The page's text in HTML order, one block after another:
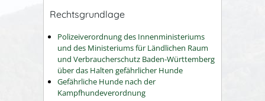
Rechtsgrundlage
Polizeiverordnung des Innenministeriums
und des Ministeriums für Ländlichen Raum
und Verbraucherschutz Baden-Württemberg
über das Halten gefährlicher Hunde
Gefährliche Hunde nach der
Kampfhundeverordnung